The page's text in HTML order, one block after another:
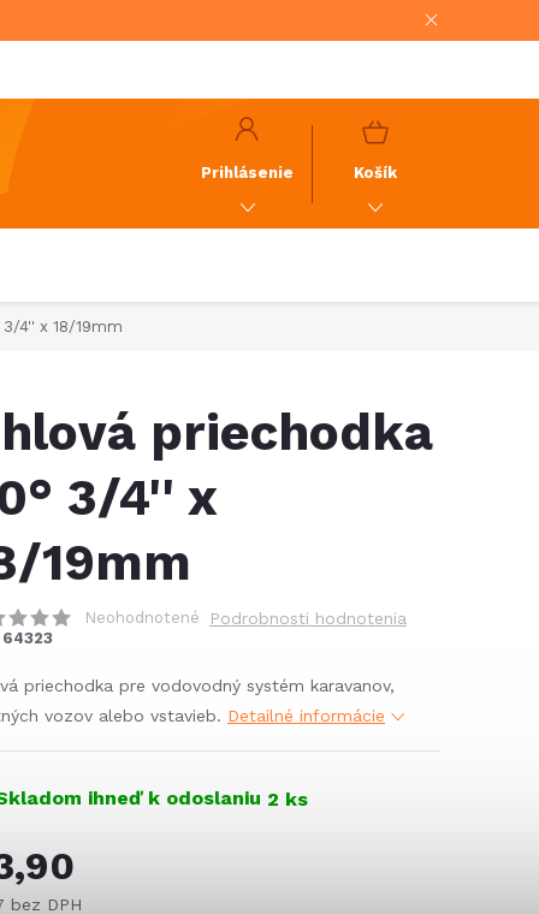
Prihlásenie
NÁKUPNÝ
Košík
4'' x 18/19mm
priechodka
3/4'' x
19mm
Neohodnotené Podrobnosti hodnotenia
64323
priechodka pre vodovodný systém karavanov,
vozov alebo vstavieb. Detailné informácie
ihneď k odoslaniu 2 ks
bez DPH